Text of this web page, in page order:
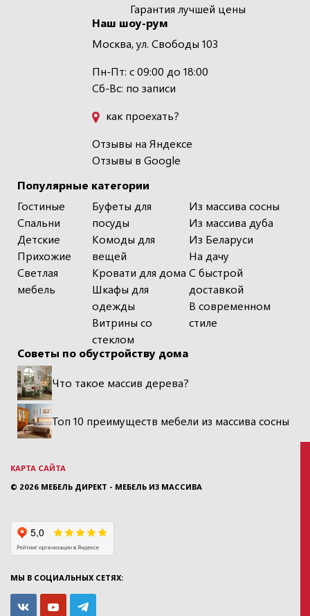
Популярные категории
Гостиные
Спальни
Детские
Прихожие
Светлая
мебель
Буфеты для
посуды
Комоды для
вещей
Кровати для дома
Шкафы для
одежды
Витрины со
стеклом
Из массива сосны
Из массива дуба
Из Беларуси
На дачу
С быстрой
доставкой
В современном
стиле
Гарантия лучшей цены
Наш шоу-рум
Москва, ул. Свободы 103
Пн-Пт: с 09:00 до 18:00
Сб-Вс: по записи
как проехать?
Отзывы на Яндексе
Отзывы в Google
Советы по обустройству дома
Что такое массив дерева?
Топ 10 преимуществ мебели из массива сосны
КАРТА САЙТА
© 2026 МЕБЕЛЬ ДИРЕКТ - МЕБЕЛЬ ИЗ МАССИВА
МЫ В СОЦИАЛЬНЫХ СЕТЯХ: